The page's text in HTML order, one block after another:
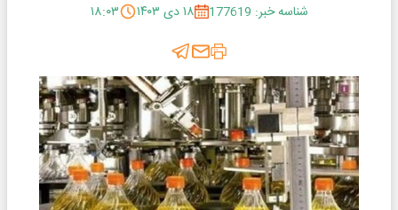
شناسه خبر: 177619
۱۸ دی ۱۴۰۳ ۱۸:۰۳